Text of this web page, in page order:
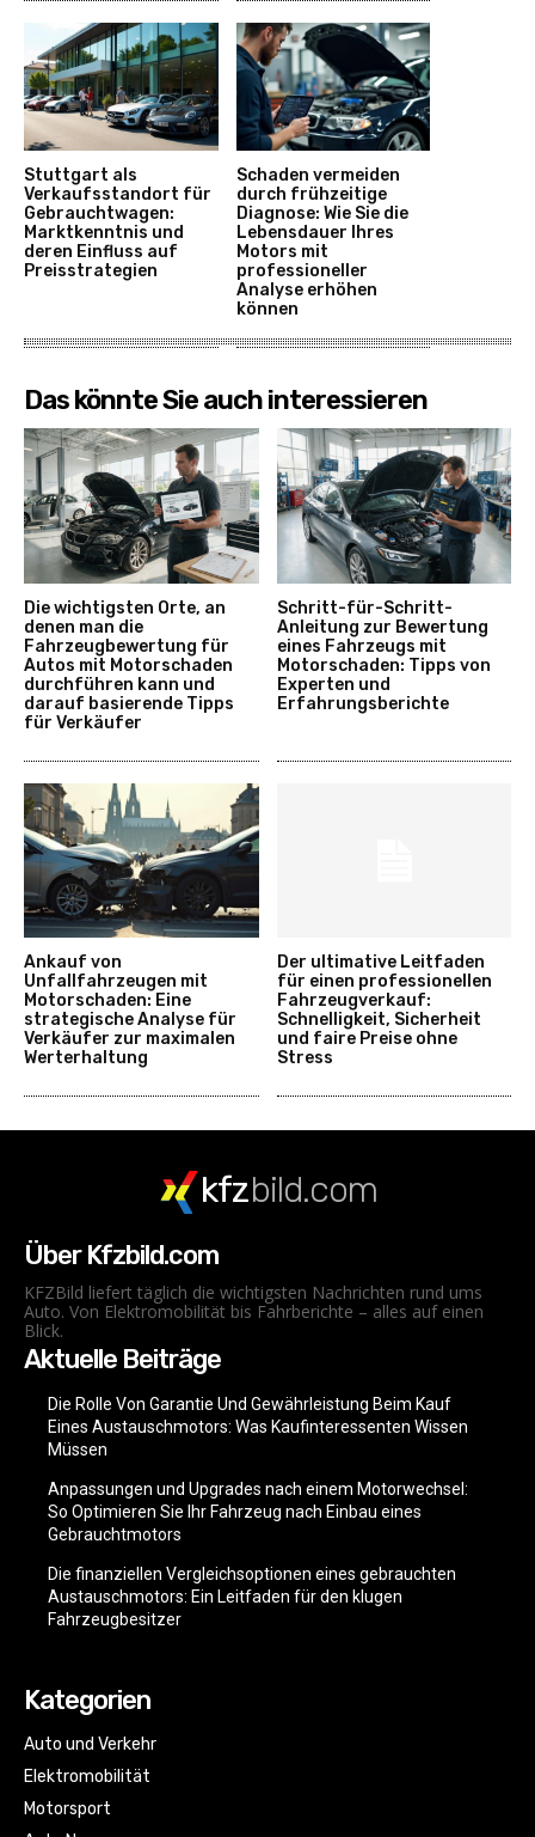
Stuttgart als
Verkaufsstandort für
Gebrauchtwagen:
Marktkenntnis und
deren Einfluss auf
Preisstrategien
Schaden vermeiden
durch frühzeitige
Diagnose: Wie Sie die
Lebensdauer Ihres
Motors mit
professioneller
Analyse erhöhen
können
Das könnte Sie auch interessieren
Die wichtigsten Orte, an
denen man die
Fahrzeugbewertung für
Autos mit Motorschaden
durchführen kann und
darauf basierende Tipps
für Verkäufer
Schritt-für-Schritt-
Anleitung zur Bewertung
eines Fahrzeugs mit
Motorschaden: Tipps von
Experten und
Erfahrungsberichte
Ankauf von
Unfallfahrzeugen mit
Motorschaden: Eine
strategische Analyse für
Verkäufer zur maximalen
Werterhaltung
Der ultimative Leitfaden
für einen professionellen
Fahrzeugverkauf:
Schnelligkeit, Sicherheit
und faire Preise ohne
Stress
kfzbild.com
Über Kfzbild.com
KFZBild liefert täglich die wichtigsten Nachrichten rund ums
Auto. Von Elektromobilität bis Fahrberichte – alles auf einen
Blick.
Aktuelle Beiträge
Die Rolle Von Garantie Und Gewährleistung Beim Kauf
Eines Austauschmotors: Was Kaufinteressenten Wissen
Müssen
Anpassungen und Upgrades nach einem Motorwechsel:
So Optimieren Sie Ihr Fahrzeug nach Einbau eines
Gebrauchtmotors
Die finanziellen Vergleichsoptionen eines gebrauchten
Austauschmotors: Ein Leitfaden für den klugen
Fahrzeugbesitzer
Kategorien
Auto und Verkehr
Elektromobilität
Motorsport